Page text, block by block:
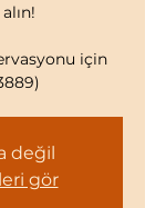
için
değil
gör